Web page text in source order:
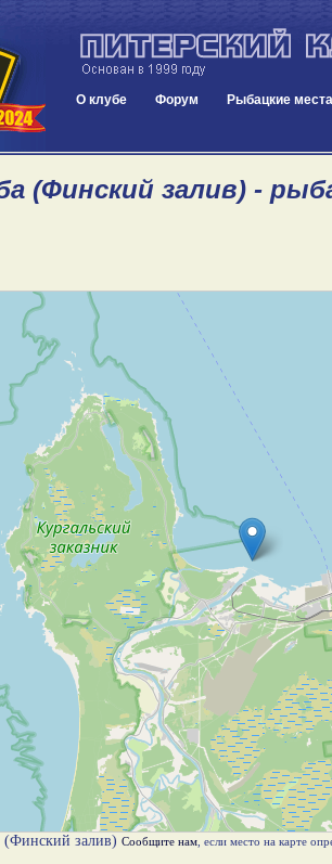
О клубе Форум Рыбацкие места
(Финский залив) -
(Финский залив) Сообщите нам , если место на карте